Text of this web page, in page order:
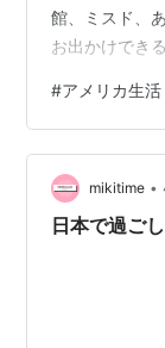
館、ミスド、
お出かけでき
学の定番！ 私
のハンター展
見てきたよ。
ういう本を借
ンすっごく詳
#アメリカ生活
mikitime •
日本で過ご